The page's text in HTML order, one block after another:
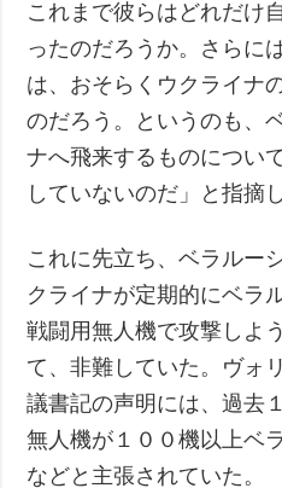
これまで彼らはどれだけ
ったのだろうか。さらに
は、おそらくウクライナ
のだろう。というのも、
ナへ飛来するものについ
していないのだ」と指摘
これに先立ち、ベラルー
クライナが定期的にベラ
戦闘用無人機で攻撃しよ
て、非難していた。ヴォ
議書記の声明には、過去
無人機が１００機以上ベ
などと主張されていた。